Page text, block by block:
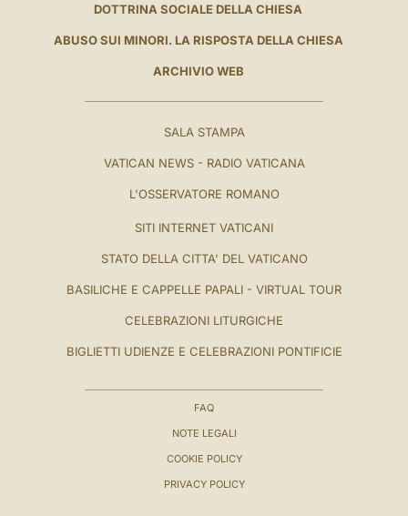
DOTTRINA SOCIALE DELLA CHIESA
ABUSO SUI MINORI. LA RISPOSTA DELLA CHIESA
ARCHIVIO WEB
SALA STAMPA
VATICAN NEWS - RADIO VATICANA
L'OSSERVATORE ROMANO
SITI INTERNET VATICANI
STATO DELLA CITTA' DEL VATICANO
BASILICHE E CAPPELLE PAPALI - VIRTUAL TOUR
CELEBRAZIONI LITURGICHE
BIGLIETTI UDIENZE E CELEBRAZIONI PONTIFICIE
FAQ
NOTE LEGALI
COOKIE POLICY
PRIVACY POLICY